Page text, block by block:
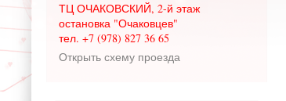
ТЦ ОЧАКОВСКИЙ, 2-й этаж
остановка "Очаковцев"
тел. +7 (978) 827 36 65
Открыть схему проезда